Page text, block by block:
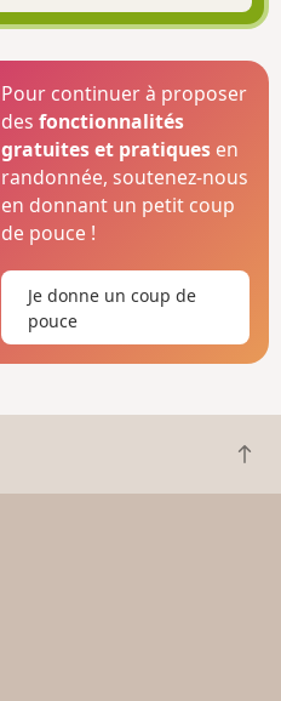
Pour continuer à proposer
desfonctionnalités
gratuites et pratiques en
randonnée, soutenez-nous
en donnant un petit coup
de pouce !
Je donne un coup de
pouce
R
e